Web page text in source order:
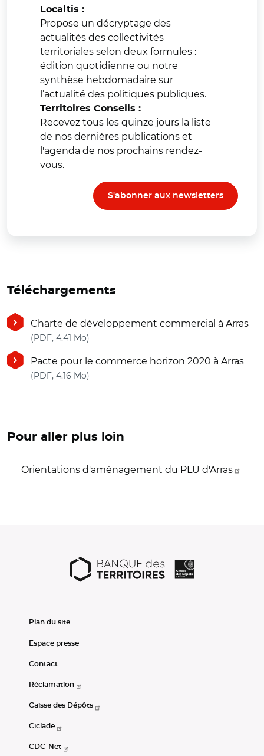
Localtis :
Propose un décryptage des
actualités des collectivités
territoriales selon deux formules :
édition quotidienne ou notre
synthèse hebdomadaire sur
l’actualité des politiques publiques.
Territoires Conseils :
Recevez tous les quinze jours la liste
de nos dernières publications et
l'agenda de nos prochains rendez-
vous.
S'abonner aux newsletters
Téléchargements
Charte de développement commercial à Arras
(PDF, 4.41 Mo)
Pacte pour le commerce horizon 2020 à Arras
(PDF, 4.16 Mo)
Pour aller plus loin
Orientations d'aménagement du PLU d'Arras
Plan du site
Espace presse
Contact
Réclamation
Caisse des Dépôts
Ciclade
CDC-Net